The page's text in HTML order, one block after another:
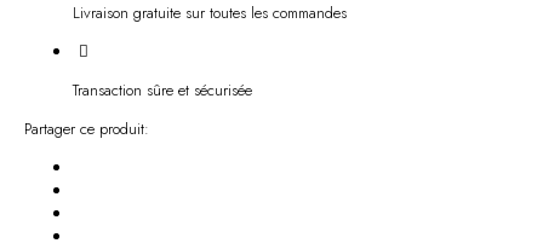
Livraison gratuite sur toutes les commandes
Transaction sûre et sécurisée
Partager ce produit: